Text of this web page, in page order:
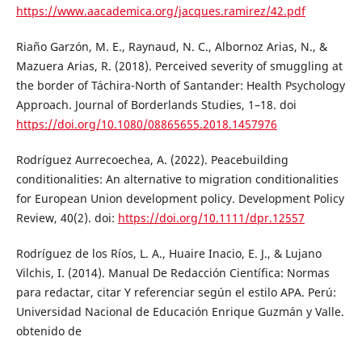
https://www.aacademica.org/jacques.ramirez/42.pdf
Riaño Garzón, M. E., Raynaud, N. C., Albornoz Arias, N., &
Mazuera Arias, R. (2018). Perceived severity of smuggling at
the border of Táchira-North of Santander: Health Psychology
Approach. Journal of Borderlands Studies, 1–18. doi
https://doi.org/10.1080/08865655.2018.1457976
Rodríguez Aurrecoechea, A. (2022). Peacebuilding
conditionalities: An alternative to migration conditionalities
for European Union development policy. Development Policy
Review, 40(2). doi: https://doi.org/10.1111/dpr.12557
Rodríguez de los Ríos, L. A., Huaire Inacio, E. J., & Lujano
Vilchis, I. (2014). Manual De Redacción Científica: Normas
para redactar, citar Y referenciar según el estilo APA. Perú:
Universidad Nacional de Educación Enrique Guzmán y Valle.
obtenido de